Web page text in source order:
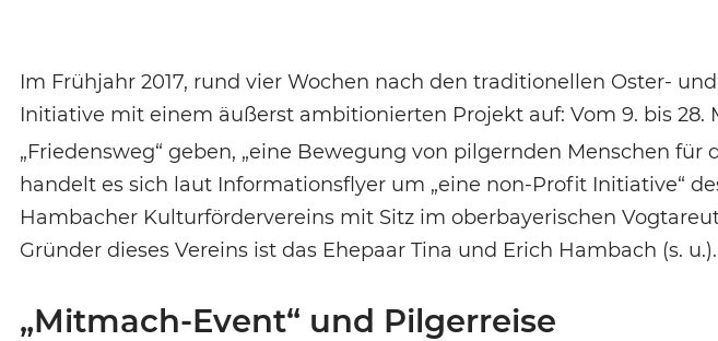
Im Frühjahr 2017, rund vier Wochen nach den traditionellen Oster-
Initiative mit einem äußerst ambitionierten Projekt auf: Vom 9. bis 28.
„Friedensweg“ geben, „eine Bewegung von pilgernden Menschen für
handelt es sich laut Informationsflyer um „eine non-Profit Initiative“
Hambacher Kulturfördervereins mit Sitz im oberbayerischen
Gründer dieses Vereins ist das Ehepaar Tina und Erich Hambach (s. u.).
„Mitmach-Event“ und Pilgerreise